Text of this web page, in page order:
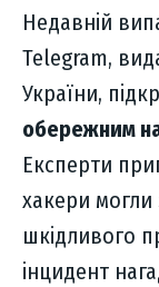
Недавній
Telegram,
України,
обережним
Експерти
хакери
шкідливого
інцидент